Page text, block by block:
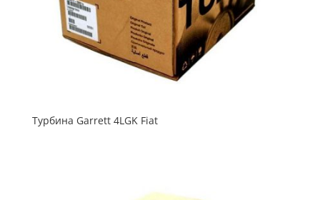
Турбина Garrett 4LGK Fiat